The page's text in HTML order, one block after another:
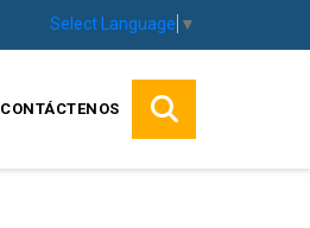
Select Language ▼
CONTÁCTENOS